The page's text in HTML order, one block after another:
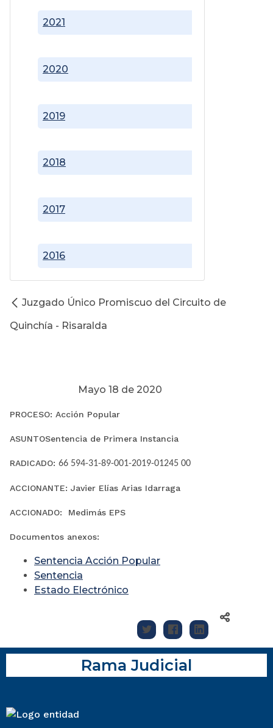
2016
2017
2018
2019
2020
2021
Juzgado Único Promiscuo del Circuito de
Quinchía - Risaralda
Mayo 18 de 2020
PROCESO: Acción Popular
ASUNTOSentencia de Primera Instancia
RADICADO: 66 594-31-89-001-2019-01245 00
ACCIONANTE: Javier Elías Arias Idarraga
ACCIONADO: Medimás EPS
Documentos anexos:
Sentencia Acción Popular
Sentencia
Estado Electrónico
Rama Judicial